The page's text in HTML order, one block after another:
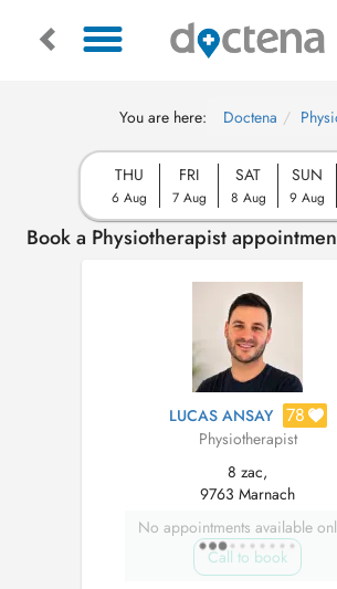
You are here: Doctena
THU
6 Aug
FRI
7 Aug
SAT
8 Aug
SUN
9 Aug
Book a Physiotherapist
LUCAS ANSAY 78
Physiotherapist
8 zac,
9763 Marnach
No appointments available
Call to book